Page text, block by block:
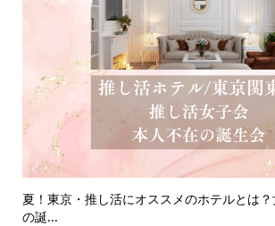
夏！東京・推し活にオススメのホテルとは
の誕...